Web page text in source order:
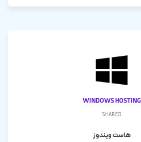
Windows Hosting
shared
هاست ویندوز